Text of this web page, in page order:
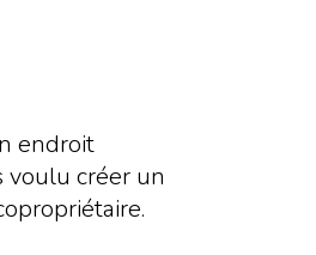
endroit
voulu créer un